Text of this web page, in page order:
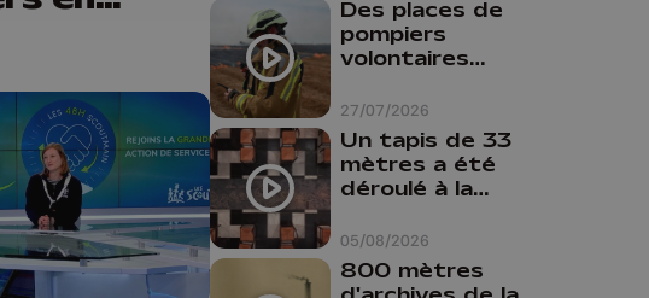
pharmacienne"
27/07/2026
Des places de
pompiers
volontaires
province de Liège :
"Un citoyen qui
n'est formé ne
peut pas nous
aider"
05/08/2026
Un tapis de 33
mètres a été
déroulé à la
Liège
800 mètres